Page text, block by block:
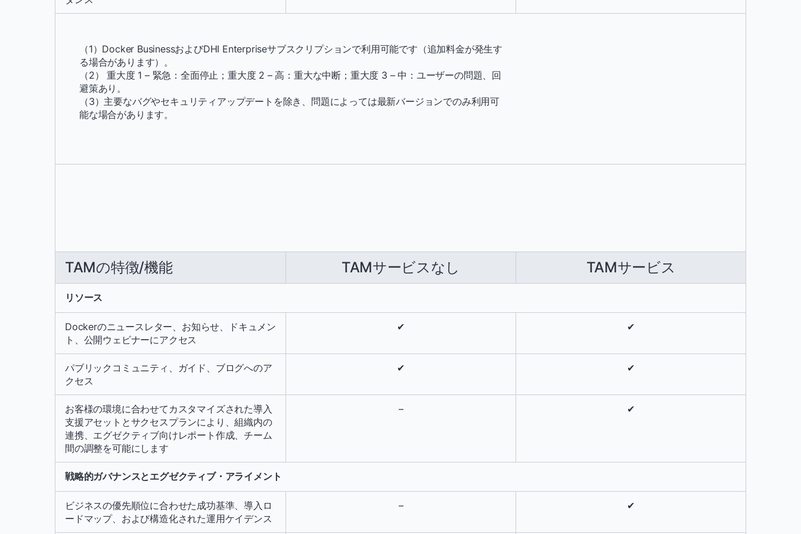
（1）Docker BusinessおよびDHI Enterpriseサブスクリプションで利用可能です（追加料金が発生す
る場合があります）。
（2） 重大度 1 – 緊急：全面停止；重大度 2 – 高：重大な中断；重大度 3 – 中：ユーザーの問題、回
避策あり。
（3）主要なバグやセキュリティアップデートを除き、問題によっては最新バージョンでのみ利用可
能な場合があります。
TAMの特徴/機能 TAMサービスなし TAMサービス
リソース
Dockerのニュースレター、お知らせ、ドキュメン
ト、公開ウェビナーにアクセス
✔ ✔
パブリックコミュニティ、ガイド、ブログへのア
クセス
✔ ✔
お客様の環境に合わせてカスタマイズされた導入
支援アセットとサクセスプランにより、組織内の
連携、エグゼクティブ向けレポート作成、チーム
間の調整を可能にします
– ✔
戦略的ガバナンスとエグゼクティブ・アライメント
ビジネスの優先順位に合わせた成功基準、導入ロ
ードマップ、および構造化された運用ケイデンス
– ✔